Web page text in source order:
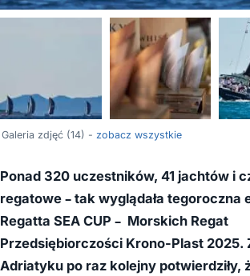
Galeria zdjęć (14) - zobacz wszystkie
Ponad 320 uczestników, 41 jachtów i
regatowe – tak wyglądała tegoroczna
Regatta SEA CUP – Morskich Regat
Przedsiębiorczości Krono-Plast 2025.
Adriatyku po raz kolejny potwierdziły,